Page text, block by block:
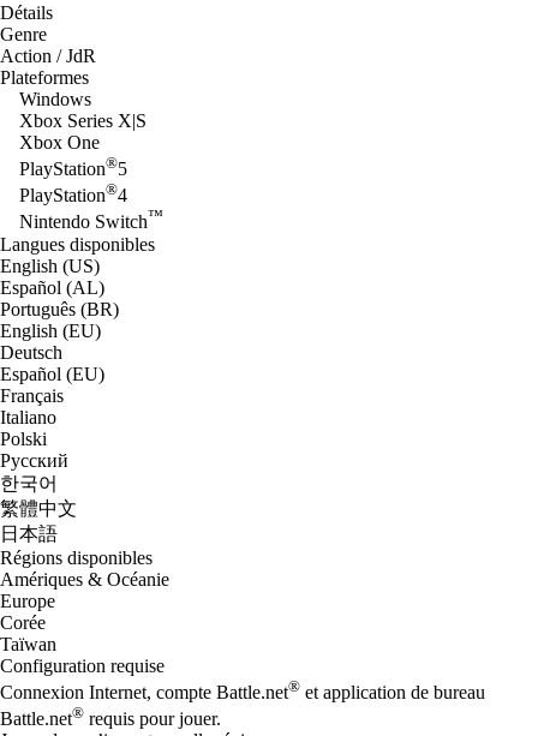
Détails
Genre
Action / JdR
Plateformes
Windows
Xbox Series X|S
Xbox One
PlayStation®5
PlayStation®4
Nintendo Switch™
Langues disponibles
English (US)
Español (AL)
Português (BR)
English (EU)
Deutsch
Español (EU)
Français
Italiano
Polski
Русский
한국어
繁體中文
日本語
Régions disponibles
Amériques & Océanie
Europe
Corée
Taïwan
Configuration requise
Connexion Internet, compte Battle.net® et application de bureau
Battle.net® requis pour jouer.